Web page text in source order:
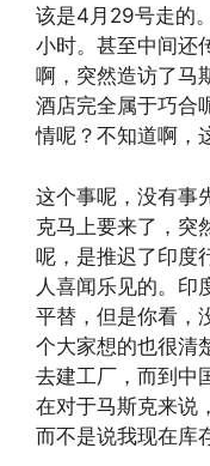
该是4月29号走的
小时。甚至中间还
啊，突然造访了马
酒店完全属于巧合
情呢？不知道啊，
这个事呢，没有事
克马上要来了，突
呢，是推迟了印度
人喜闻乐见的。印
平替，但是你看，
个大家想的也很清
去建工厂，而到中
在对于马斯克来说
而不是说我现在库